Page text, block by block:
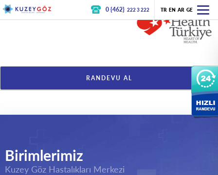
TR EN AR GE
0 {462} 222 3 222
RANDEVU AL
Birimlerimiz
Kuzey Göz Hastalıkları Merkezi